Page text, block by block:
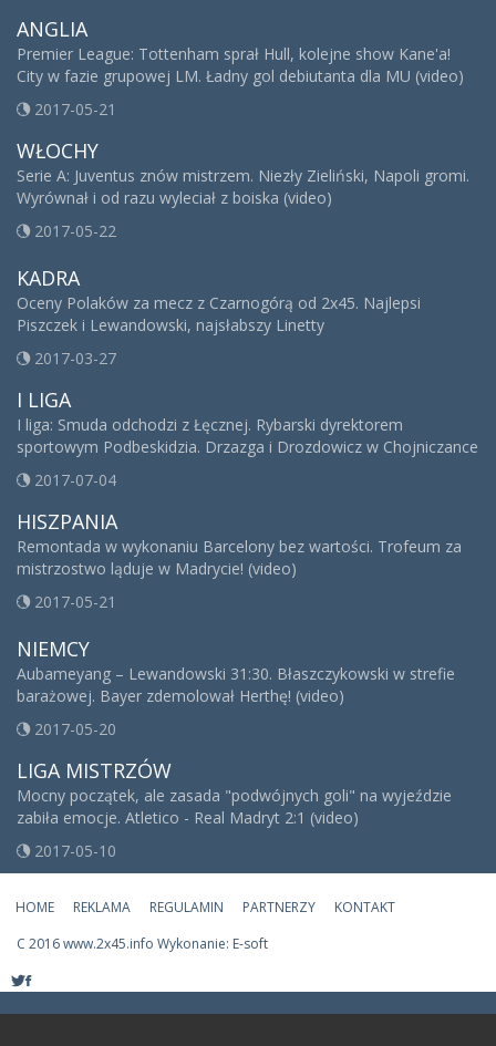
ANGLIA
Premier League: Tottenham sprał Hull, kolejne show Kane'a!
City w fazie grupowej LM. Ładny gol debiutanta dla MU (video)
2017-05-21
WŁOCHY
Serie A: Juventus znów mistrzem. Niezły Zieliński, Napoli gromi.
Wyrównał i od razu wyleciał z boiska (video)
2017-05-22
KADRA
Oceny Polaków za mecz z Czarnogórą od 2x45. Najlepsi
Piszczek i Lewandowski, najsłabszy Linetty
2017-03-27
I LIGA
I liga: Smuda odchodzi z Łęcznej. Rybarski dyrektorem
sportowym Podbeskidzia. Drzazga i Drozdowicz w Chojniczance
2017-07-04
HISZPANIA
Remontada w wykonaniu Barcelony bez wartości. Trofeum za
mistrzostwo ląduje w Madrycie! (video)
2017-05-21
NIEMCY
Aubameyang – Lewandowski 31:30. Błaszczykowski w strefie
barażowej. Bayer zdemolował Herthę! (video)
2017-05-20
LIGA MISTRZÓW
Mocny początek, ale zasada "podwójnych goli" na wyjeździe
zabiła emocje. Atletico - Real Madryt 2:1 (video)
2017-05-10
HOME REKLAMA REGULAMIN PARTNERZY
KONTAKT
C 2016 www.2x45.info Wykonanie: E-soft